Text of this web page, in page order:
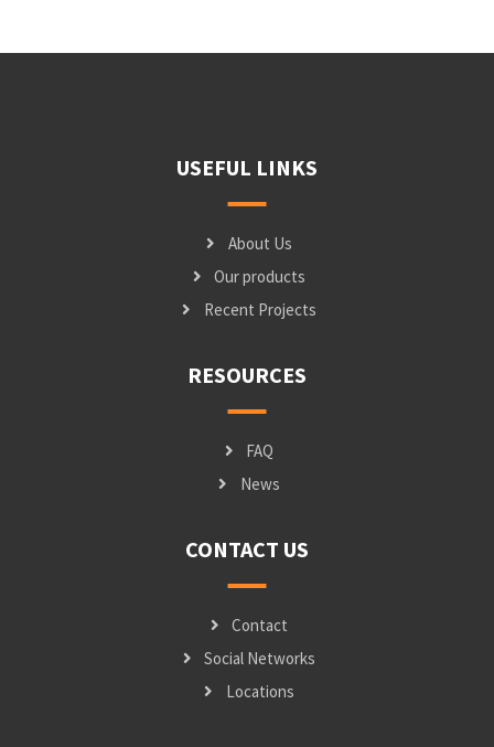
USEFUL LINKS
About Us
Our products
Recent Projects
RESOURCES
FAQ
News
CONTACT US
Contact
Social Networks
Locations